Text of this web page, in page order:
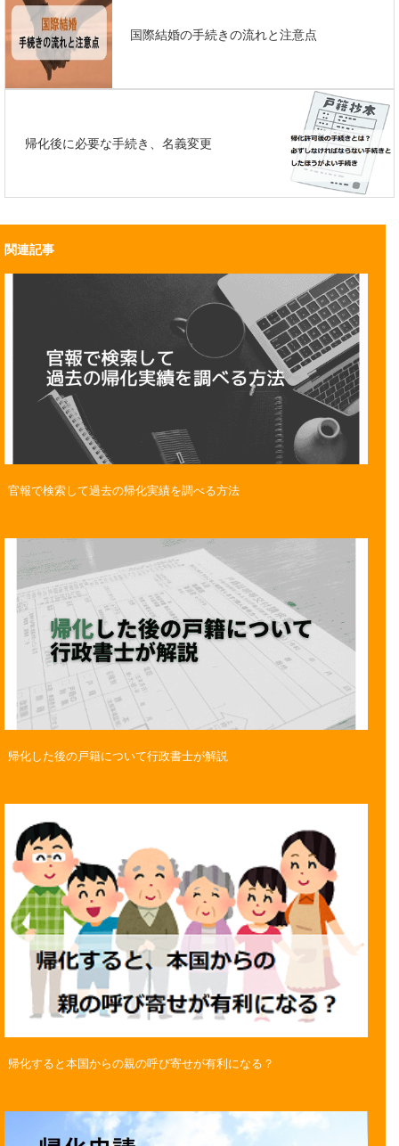
国際結婚の手続きの流れと注意点
帰化後に必要な手続き、名義変更
関連記事
官報で検索して過去の帰化実績を調べる方法
帰化した後の戸籍について行政書士が解説
帰化すると本国からの親の呼び寄せが有利になる？